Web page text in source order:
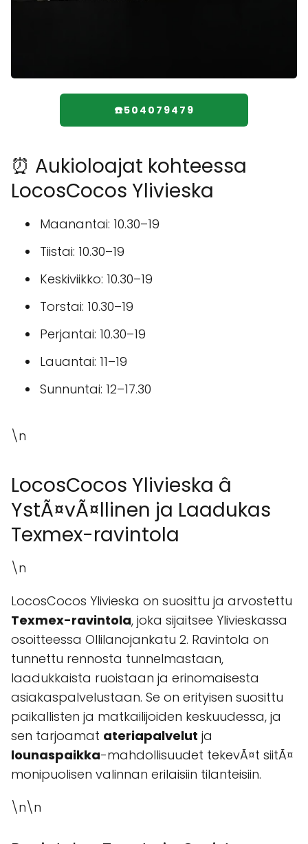
☎️504079479
⏰ Aukioloajat kohteessa
LocosCocos Ylivieska
Maanantai: 10.30–19
Tiistai: 10.30–19
Keskiviikko: 10.30–19
Torstai: 10.30–19
Perjantai: 10.30–19
Lauantai: 11–19
Sunnuntai: 12–17.30
\n
LocosCocos Ylivieska â
YstÃ¤vÃ¤llinen ja Laadukas
Texmex-ravintola
\n
LocosCocos Ylivieska on suosittu ja arvostettu
Texmex-ravintola, joka sijaitsee Ylivieskassa
osoitteessa Ollilanojankatu 2. Ravintola on
tunnettu rennosta tunnelmastaan,
laadukkaista ruoistaan ja erinomaisesta
asiakaspalvelustaan. Se on erityisen suosittu
paikallisten ja matkailijoiden keskuudessa, ja
sen tarjoamat ateriapalvelut ja
lounaspaikka-mahdollisuudet tekevÃ¤t siitÃ¤
monipuolisen valinnan erilaisiin tilanteisiin.
\n\n